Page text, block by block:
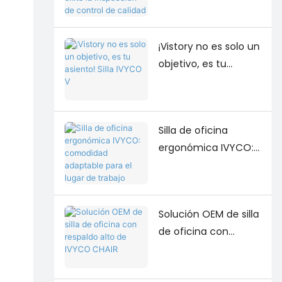
de control de
calidad en el sitio
¡Vistory no es solo un
objetivo, es tu
Silla de oficina
ergonómica IVYCO:
lugar de trabajo
moderno
Solución OEM de silla
de oficina con